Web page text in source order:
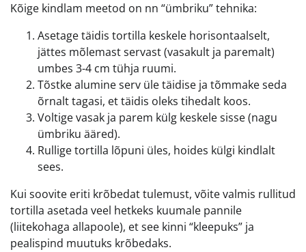
Kõige kindlam meetod on nn “ümbriku” tehnika:
Asetage täidis tortilla keskele horisontaalselt,
jättes mõlemast servast (vasakult ja paremalt)
umbes 3-4 cm tühja ruumi.
Tõstke alumine serv üle täidise ja tõmmake seda
õrnalt tagasi, et täidis oleks tihedalt koos.
Voltige vasak ja parem külg keskele sisse (nagu
ümbriku ääred).
Rullige tortilla lõpuni üles, hoides külgi kindlalt
sees.
Kui soovite eriti krõbedat tulemust, võite valmis rullitud
tortilla asetada veel hetkeks kuumale pannile
(liitekohaga allapoole), et see kinni “kleepuks” ja
pealispind muutuks krõbedaks.